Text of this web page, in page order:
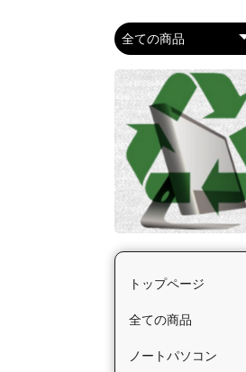
トップページ
全ての商品
ノートパソコン